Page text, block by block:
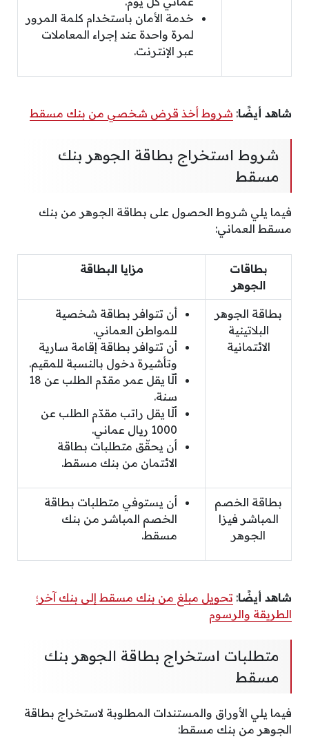
خدمة الأمان باستخدام كلمة المرور
لمرة واحدة عند إجراء المعاملات
عبر الإنترنت.
شاهد أيضًا: شروط أخذ قرض شخصي من بنك مسقط
شروط استخراج بطاقة الجوهر بنك
مسقط
فيما يلي شروط الحصول على بطاقة الجوهر من بنك
مسقط العماني:
بطاقات
الجوهر
مزايا البطاقة
بطاقة الجوهر
البلاتينية
الائتمانية
أن تتوافر بطاقة شخصية
للمواطن العماني.
أن تتوافر بطاقة إقامة سارية
وتأشيرة دخول بالنسبة للمقيم.
ألّا يقل عمر مقدّم الطلب عن 18
سنة.
ألّا يقل راتب مقدّم الطلب عن
1000 ريال عماني.
أن يحقّق متطلبات بطاقة
الائتمان من بنك مسقط.
بطاقة الخصم
المباشر فيزا
الجوهر
أن يستوفي متطلبات بطاقة
الخصم المباشر من بنك
مسقط.
شاهد أيضًا: تحويل مبلغ من بنك مسقط إلى بنك آخر؛
الطريقة والرسوم
متطلبات استخراج بطاقة الجوهر بنك
مسقط
فيما يلي الأوراق والمستندات المطلوبة لاستخراج بطاقة
الجوهر من بنك مسقط: